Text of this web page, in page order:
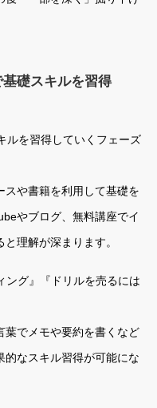
礎スキルを習得
ルを習得していくフェーズ
スや書籍を利用して基礎を
やブログ、無料講座でイ
理解が深まります。
ング』『ドリルを売るには
葉でメモや要約を書くなど
的なスキル習得が可能にな